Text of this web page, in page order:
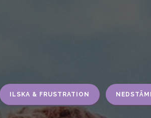
ILSKA & FRUSTRATION